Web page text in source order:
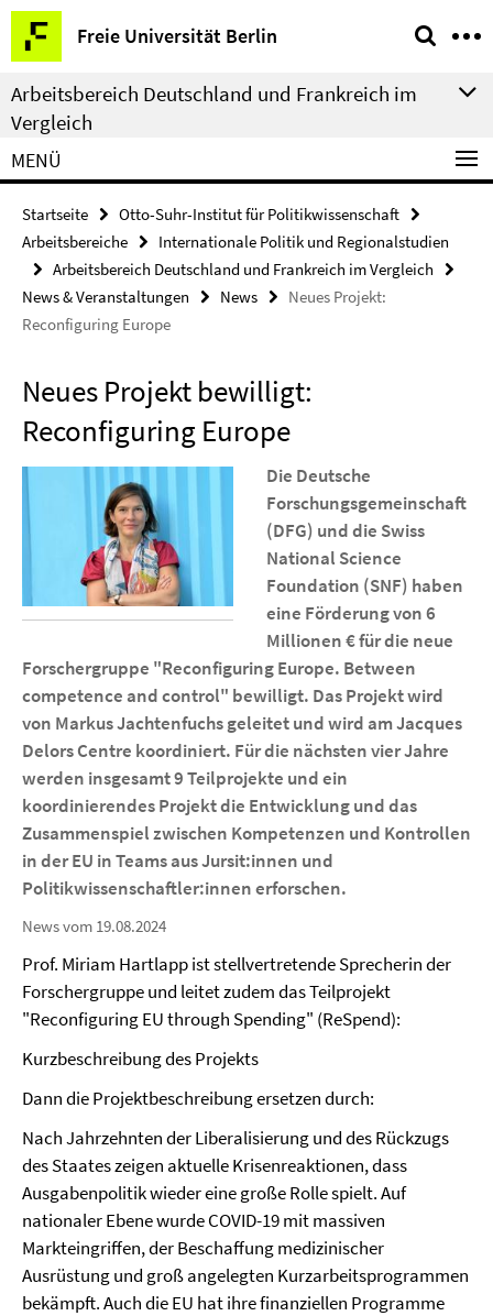
Springe
direkt
zu
Inhalt
Freie Universität Berlin
Service-
Navigation
Arbeitsbereich Deutschland und Frankreich im
Vergleich
MENÜ
Startseite
Otto-Suhr-Institut für Politikwissenschaft
Arbeitsbereiche
Internationale Politik und Regionalstudien
Arbeitsbereich Deutschland und Frankreich im Vergleich
News & Veranstaltungen
News
Neues Projekt:
Reconfiguring Europe
Neues Projekt bewilligt:
Reconfiguring Europe
Die Deutsche
Forschungsgemeinschaft
(DFG) und die Swiss
National Science
Foundation (SNF) haben
eine Förderung von 6
Millionen € für die neue
Forschergruppe "Reconfiguring Europe. Between
competence and control" bewilligt. Das Projekt wird
von Markus Jachtenfuchs geleitet und wird am Jacques
Delors Centre koordiniert. Für die nächsten vier Jahre
werden insgesamt 9 Teilprojekte und ein
koordinierendes Projekt die Entwicklung und das
Zusammenspiel zwischen Kompetenzen und Kontrollen
in der EU in Teams aus Jursit:innen und
Politikwissenschaftler:innen erforschen.
News vom 19.08.2024
Prof. Miriam Hartlapp ist stellvertretende Sprecherin der
Forschergruppe und leitet zudem das Teilprojekt
"Reconfiguring EU through Spending" (ReSpend):
Kurzbeschreibung des Projekts
Dann die Projektbeschreibung ersetzen durch:
Nach Jahrzehnten der Liberalisierung und des Rückzugs
des Staates zeigen aktuelle Krisenreaktionen, dass
Ausgabenpolitik wieder eine große Rolle spielt. Auf
nationaler Ebene wurde COVID-19 mit massiven
Markteingriffen, der Beschaffung medizinischer
Ausrüstung und groß angelegten Kurzarbeitsprogrammen
bekämpft. Auch die EU hat ihre finanziellen Programme